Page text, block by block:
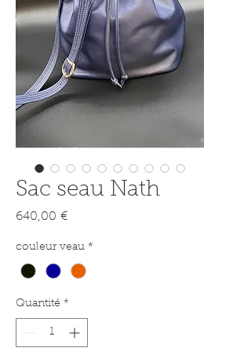
Sac seau Nath
640,00 €Prix
couleur veau *
Quantité *